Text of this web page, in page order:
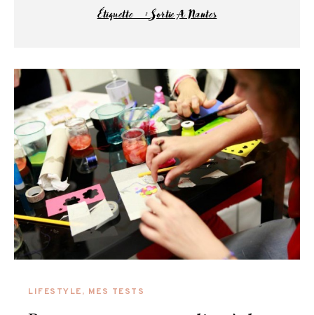
Étiquette :Sortie A Nantes
LIFESTYLE, MES TESTS